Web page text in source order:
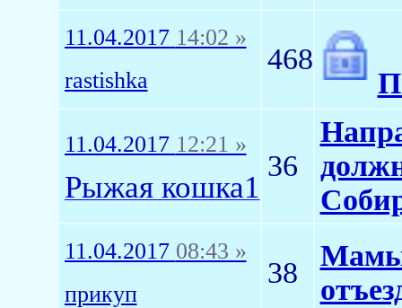
11.04.2017 14:02 »
rastishka
468
11.04.2017 12:21 »
Рыжая кошка1
36
11.04.2017 08:43 »
прикуп
38